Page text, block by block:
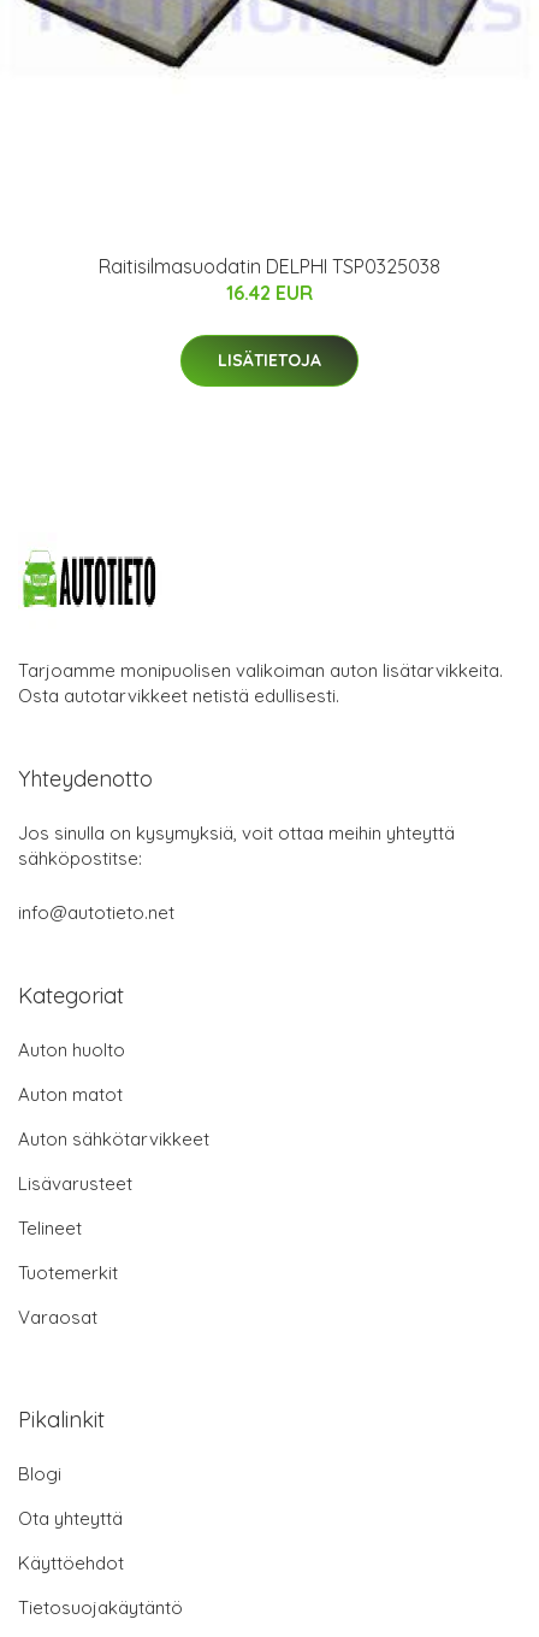
Raitisilmasuodatin DELPHI TSP0325038
16.42 EUR
LISÄTIETOJA
Tarjoamme monipuolisen valikoiman auton lisätarvikkeita.
Osta autotarvikkeet netistä edullisesti.
Yhteydenotto
Jos sinulla on kysymyksiä, voit ottaa meihin yhteyttä
sähköpostitse:
info@autotieto.net
Kategoriat
Auton huolto
Auton matot
Auton sähkötarvikkeet
Lisävarusteet
Telineet
Tuotemerkit
Varaosat
Pikalinkit
Blogi
Ota yhteyttä
Käyttöehdot
Tietosuojakäytäntö